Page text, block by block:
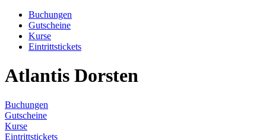
Buchungen
Gutscheine
Kurse
Eintrittstickets
Atlantis Dorsten
Buchungen
Gutscheine
Kurse
Eintrittstickets